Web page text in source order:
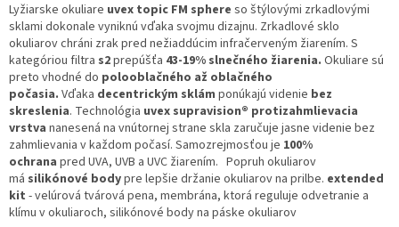
Lyžiarske okuliare uvex topic FM sphere so štýlovými zrkadlovými
sklami dokonale vyniknú vďaka svojmu dizajnu. Zrkadlové sklo
okuliarov chráni zrak pred nežiaddúcim infračerveným žiarením. S
kategóriou filtra s2prepúšťa 43-19% slnečného žiarenia. Okuliare sú
preto vhodné do polooblačného až oblačného
počasia. Vďaka decentrickým sklám ponúkajú videnie bez
skreslenia. Technológia uvex supravision® protizahmlievacia
vrstva nanesená na vnútornej strane skla zaručuje jasne videnie bez
zahmlievania v každom počasí. Samozrejmosťou je 100%
ochrana pred UVA, UVB a UVC žiarením. Popruh okuliarov
má silikónové bodypre lepšie držanie okuliarov na prilbe. extended
kit - velúrová tvárová pena, membrána, ktorá reguluje odvetranie a
klímu v okuliaroch, silikónové body na páske okuliarov